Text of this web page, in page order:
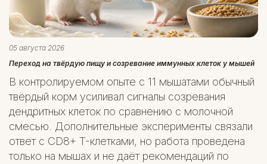
05 августа 2026
Переход на твёрдую пищу и созревание иммунных клеток у мышей
В контролируемом опыте с 11 мышатами обычный
твёрдый корм усиливал сигналы созревания
дендритных клеток по сравнению с молочной
смесью. Дополнительные эксперименты связали
ответ с CD8+ T-клетками, но работа проведена
только на мышах и не даёт рекомендаций по